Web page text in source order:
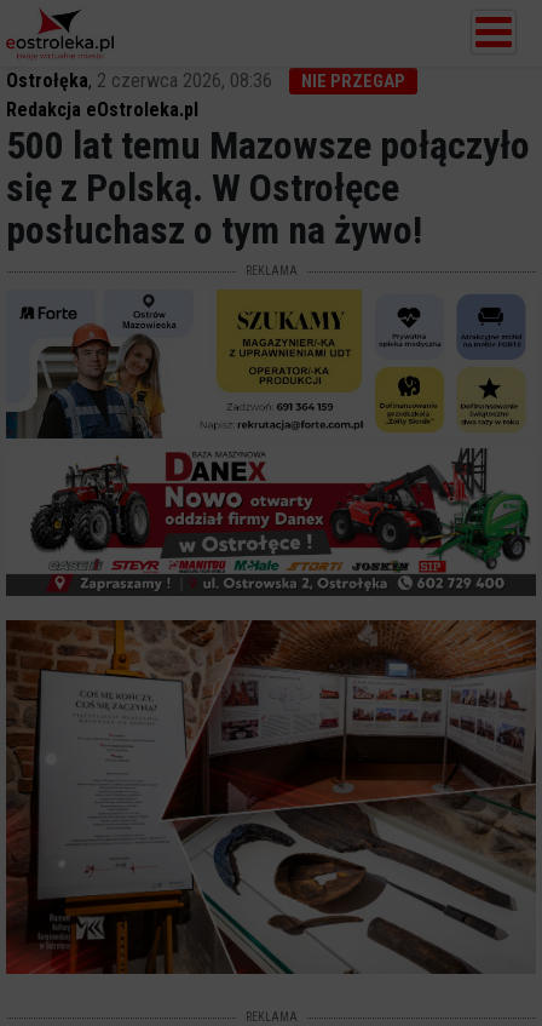
Ostrołęka, 2 czerwca 2026, 08:36 NIE PRZEGAP
Redakcja eOstroleka.pl
500 lat temu Mazowsze połączyło
się z Polską. W Ostrołęce
posłuchasz o tym na żywo!
REKLAMA
REKLAMA